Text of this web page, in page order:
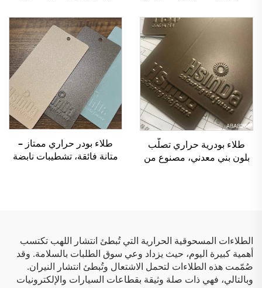
لتطبيق الرش
الزاوية، ومزود بتأثير لمعان
ليزري
طلاء بودرية حراري تصلّب
بلون بني معدني، مصنوع من
طلاء بودر حراري ممتاز –
متانة فائقة، تشطيبات نابضة
الطلاءات المسحوقية الحرارية التي تُبطئ انتشار اللهب تكتسب
أهمية كبيرة اليوم، حيث يزداد وعي سوق الطلبات بالسلامة. وقد
صُمّمت هذه الطلاءات لتحمل الاشتعال وتُبطئ انتشار النيران.
وبالتالي، فهي ذات صلة وثيقة بقطاعات السيارات والإلكترونيات